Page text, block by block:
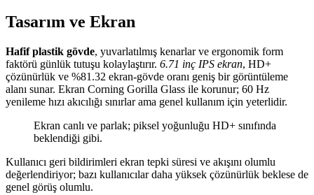
Tasarım ve Ekran
Hafif plastik gövde, yuvarlatılmış kenarlar ve ergonomik form
faktörü günlük tutuşu kolaylaştırır. 6.71 inç IPS ekran, HD+
çözünürlük ve %81.32 ekran-gövde oranı geniş bir görüntüleme
alanı sunar. Ekran Corning Gorilla Glass ile korunur; 60 Hz
yenileme hızı akıcılığı sınırlar ama genel kullanım için yeterlidir.
Ekran canlı ve parlak; piksel yoğunluğu HD+ sınıfında
beklendiği gibi.
Kullanıcı geri bildirimleri ekran tepki süresi ve akışını olumlu
değerlendiriyor; bazı kullanıcılar daha yüksek çözünürlük beklese de
genel görüş olumlu.